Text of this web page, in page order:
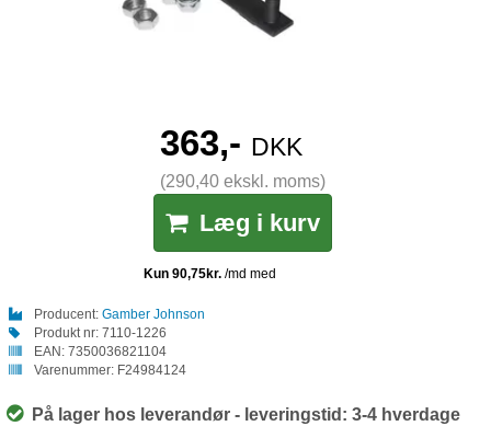
363,- DKK
(290,40 ekskl. moms)
Læg i kurv
Producent: Gamber Johnson
Produkt nr: 7110-1226
EAN: 7350036821104
Varenummer: F24984124
På lager hos leverandør - leveringstid: 3-4 hverdage